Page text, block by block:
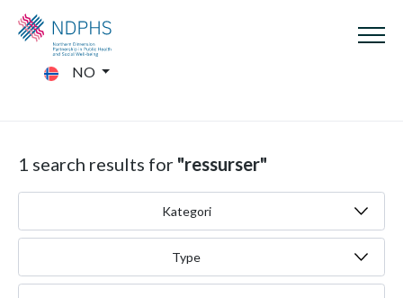
NO
1 search results for "ressurser"
Kategori
Type